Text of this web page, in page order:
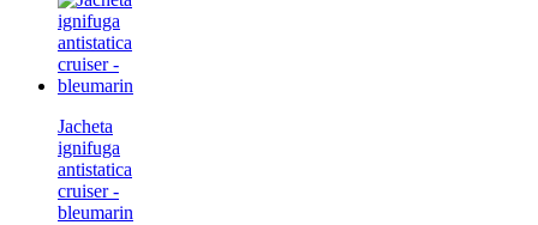
Jacheta
ignifuga
antistatica
cruiser -
bleumarin